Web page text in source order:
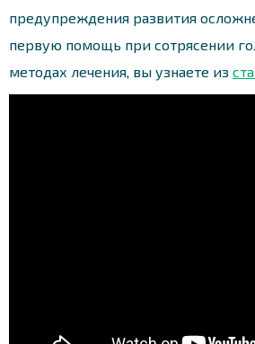
предупреждения развития
первую помощь при сотрясении
методах лечения, вы узнаете из